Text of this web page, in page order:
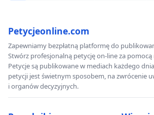
Petycjeonline.com
Zapewniamy bezpłatną platformę do
Stwórz profesjonalną petycję on-line za pomocą
Petycje są publikowane w mediach każdego
petycji jest świetnym sposobem, na zwrócenie
i organów decyzyjnych.